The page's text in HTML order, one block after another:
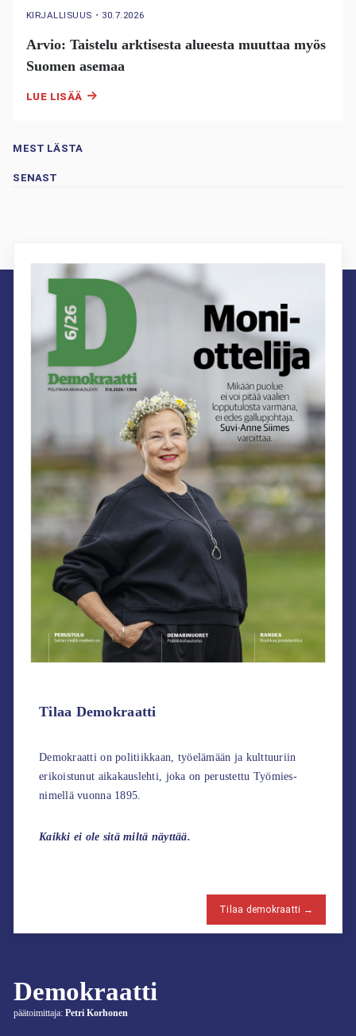
KIRJALLISUUS ・ 30.7.2026
Arvio: Taistelu arktisesta alueesta muuttaa myös
Suomen asemaa
LUE LISÄÄ
MEST LÄSTA
SENAST
Demokraatti
päätoimittaja: Petri Korhonen
Tilaa Demokraatti
Demokraatti on politiikkaan, työelämään ja kulttuuriin
erikoistunut aikakauslehti, joka on perustettu Työmies-
nimellä vuonna 1895.
Kaikki ei ole sitä miltä näyttää.
Tilaa demokraatti →